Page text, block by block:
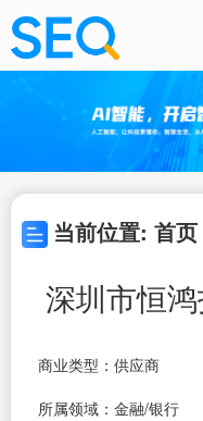
当前位置: 首
深圳市恒
商业类型：供应商
所属领域：金融/银行